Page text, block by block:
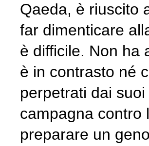
Qaeda, è riuscito
far dimenticare
è difficile. Non ha
è in contrasto né
perpetrati dai
campagna contro
preparare un